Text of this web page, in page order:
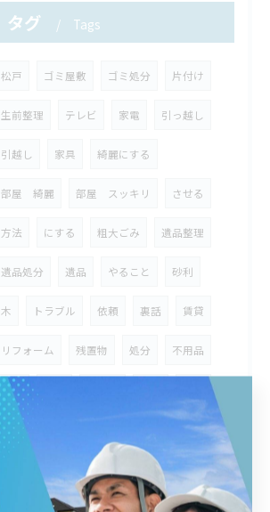
タグ Tags
松戸 ゴミ屋敷 ゴミ処分 片付け
生前整理 テレビ 家電 引っ越し
引越し 家具 綺麗にする
部屋 綺麗 部屋 スッキリ させる
方法 にする 粗大ごみ 遺品整理
遺品処分 遺品 やること 砂利
木 トラブル 依頼 裏話 賃貸
リフォーム 残置物 処分 不用品
ゴミ
被害家具 廃棄
自治体回収 限界 津波
水没 即日 即日対応 対応